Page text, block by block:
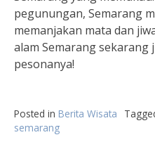
pegunungan, Semarang
memanjakan mata dan
alam Semarang sekarang
pesonanya!
Posted in Berita Wisata
semarang